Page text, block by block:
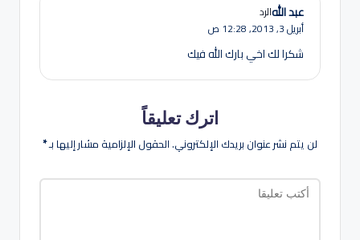
عبد اللهالرد
أبريل 3, 2013,
12:28 ص
شكرا لك اخي بارك الله فيك
اترك تعليقاً
لن يتم نشر عنوان بريدك الإلكتروني.الحقول الإلزامية مشار إليها بـ*